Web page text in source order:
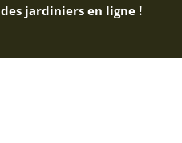
jardiniers en ligne !